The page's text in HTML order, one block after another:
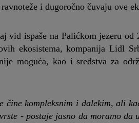
i dugoročno čuvaju ove
vid ispaše na Palićkom jezeru
ekosistema, kompanija Lidl
moguća, kao i sredstva za
čine kompleksnim i dalekim, ali
- postaje jasno da moramo